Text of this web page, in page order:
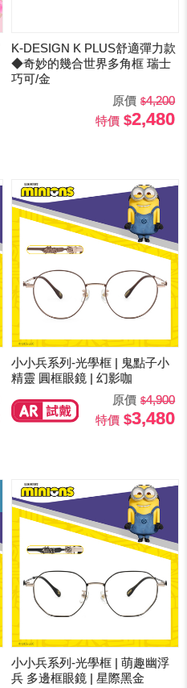
K-DESIGN K PLUS舒適彈力款
◆奇妙的幾合世界多角框 瑞士
巧可/金
原價
4,200
特價
2,480
小小兵系列-光學框 | 鬼點子小
精靈 圓框眼鏡 | 幻影咖
原價
4,900
特價
3,480
小小兵系列-光學框 | 萌趣幽浮
兵 多邊框眼鏡 | 星際黑金